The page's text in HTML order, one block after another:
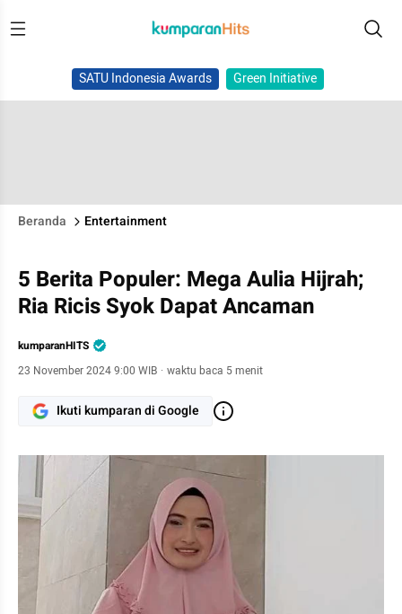
SATU Indonesia Awards Green Initiative
Beranda Entertainment
5 Berita Populer: Mega Aulia Hijrah;
Ria Ricis Syok Dapat Ancaman
kumparanHITS
23 November 2024 9:00 WIB · waktu baca 5 menit
Ikuti kumparan di Google